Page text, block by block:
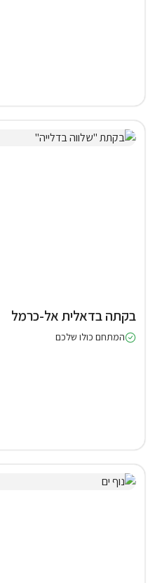
בקתה בדאלית אל-כרמל
המתחם כולו שלכם